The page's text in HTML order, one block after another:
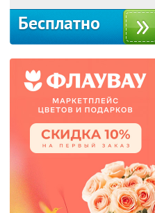
Бесплатно